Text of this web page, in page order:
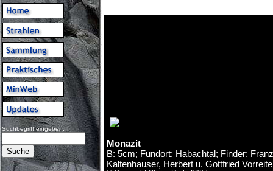
Suchbegriff eingeben:
Monazit
B: 5cm; Fundort: Habachtal; Finder:
Kaltenhauser, Herbert u. Gottfried